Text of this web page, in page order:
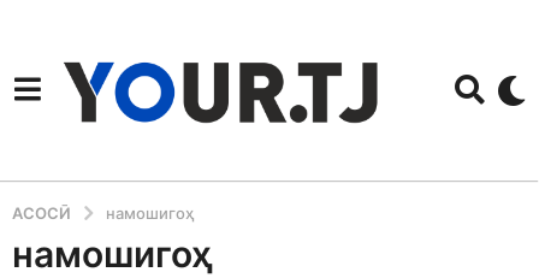
АСОСӢ намошигоҳ
намошигоҳ